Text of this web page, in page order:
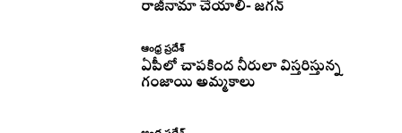
రాజీనామా చేయాలి- జగన్
ఆంధ్ర ప్రదేశ్
ఏపీలో చాపకింద నీరులా విస్తరిస్తున్న
గంజాయి అమ్మకాలు